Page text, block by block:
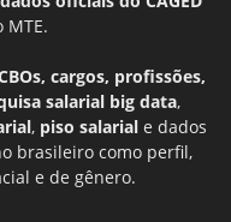
MTE.
cargos, profissões,
salarial big data,
, piso salarial e dados
brasileiro como perfil,
e de gênero.